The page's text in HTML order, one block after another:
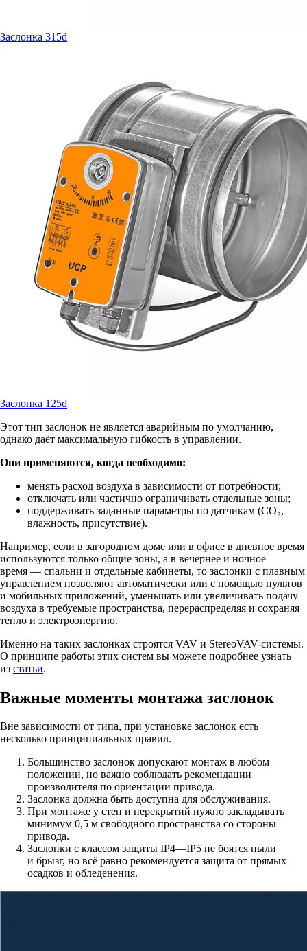
Заслонка 315d
Заслонка 125d
Этот тип заслонок не является аварийным по умолчанию,
однако даёт максимальную гибкость в управлении.
Они применяются, когда необходимо:
менять расход воздуха в зависимости от потребности;
отключать или частично ограничивать отдельные зоны;
поддерживать заданные параметры по датчикам (CO₂,
влажность, присутствие).
Например, если в загородном доме или в офисе в дневное время
используются только общие зоны, а в вечернее и ночное
время — спальни и отдельные кабинеты, то заслонки с плавным
управлением позволяют автоматически или с помощью пультов
и мобильных приложений, уменьшать или увеличивать подачу
воздуха в требуемые пространства, перераспределяя и сохраняя
тепло и электроэнергию.
Именно на таких заслонках строятся VAV и StereoVAV-системы.
О принципе работы этих систем вы можете подробнее узнать
из статьи.
Важные моменты монтажа заслонок
Вне зависимости от типа, при установке заслонок есть
несколько принципиальных правил.
Большинство заслонок допускают монтаж в любом
положении, но важно соблюдать рекомендации
производителя по ориентации привода.
Заслонка должна быть доступна для обслуживания.
При монтаже у стен и перекрытий нужно закладывать
минимум 0,5 м свободного пространства со стороны
привода.
Заслонки с классом защиты IP4—IP5 не боятся пыли
и брызг, но всё равно рекомендуется защита от прямых
осадков и обледенения.